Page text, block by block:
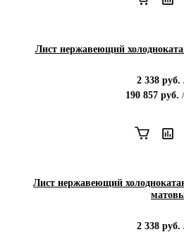
Лист нержавеющий
2 338руб.
190 857 руб. /
Лист нержавеющий
2 338руб.